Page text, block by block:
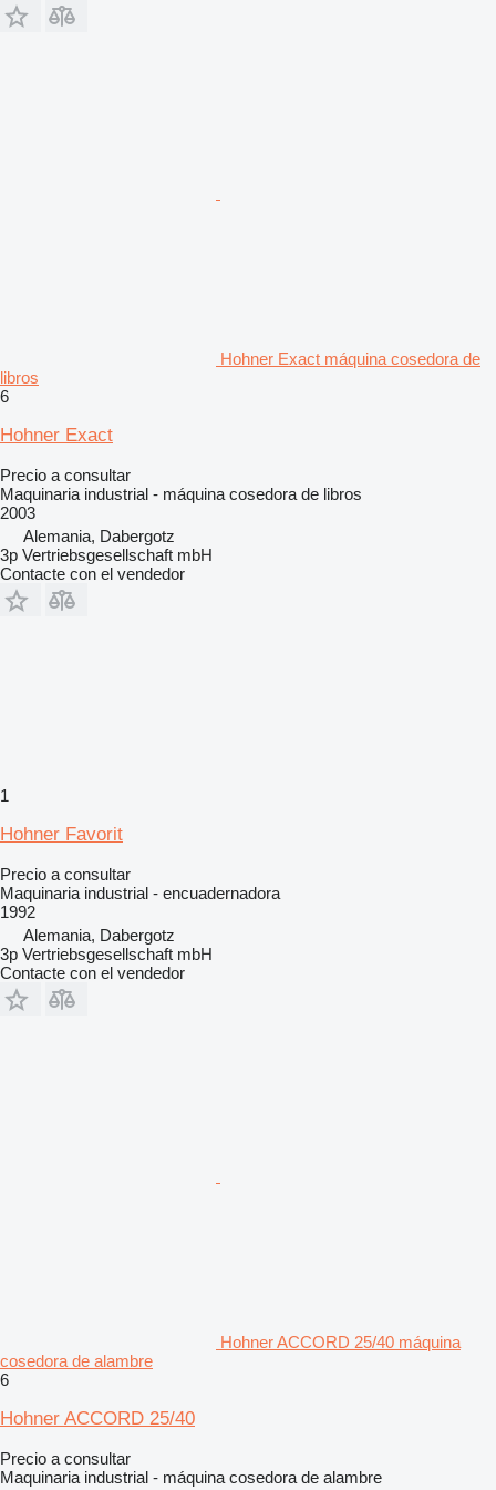
Hohner Exact máquina cosedora de
libros
6
Hohner Exact
Precio a consultar
Maquinaria industrial - máquina cosedora de libros
2003
Alemania, Dabergotz
3p Vertriebsgesellschaft mbH
Contacte con el vendedor
1
Hohner Favorit
Precio a consultar
Maquinaria industrial - encuadernadora
1992
Alemania, Dabergotz
3p Vertriebsgesellschaft mbH
Contacte con el vendedor
Hohner ACCORD 25/40 máquina
cosedora de alambre
6
Hohner ACCORD 25/40
Precio a consultar
Maquinaria industrial - máquina cosedora de alambre